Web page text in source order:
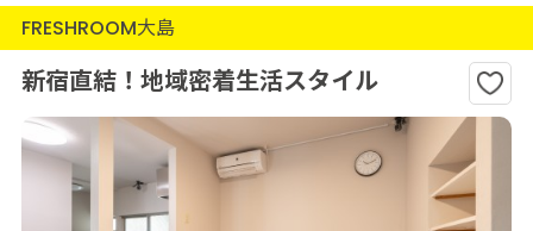
FRESHROOM大島
新宿直結！地域密着生活スタイル